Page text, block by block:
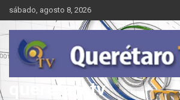
Saltar
al
contenido
sábado, agosto 8, 2026
queretarotv